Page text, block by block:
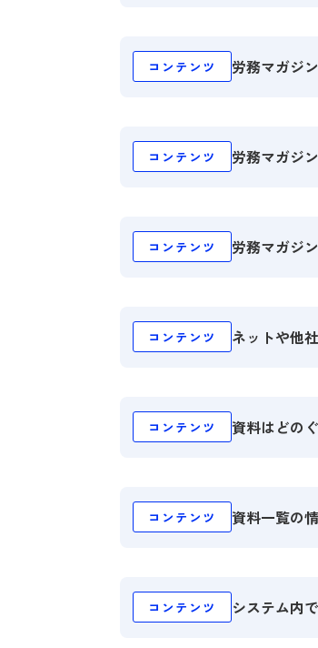
コンテンツ 労務マガジ
コンテンツ 労務マガジ
コンテンツ 労務マガジ
コンテンツ ネットや他
コンテンツ 資料はどの
コンテンツ 資料一覧の
コンテンツ システム内